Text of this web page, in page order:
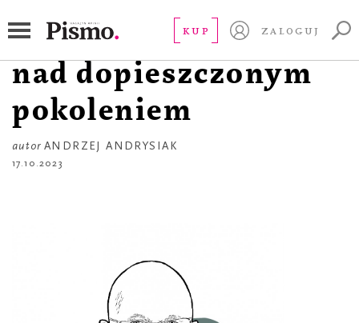
KUP ZALOGUJ
Dziaderski lament
nad dopieszczonym
pokoleniem
autor ANDRZEJ ANDRYSIAK
17.10.2023